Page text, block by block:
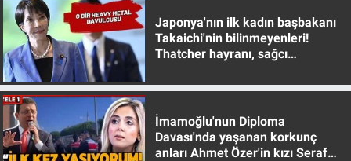
Japonya'nın ilk kadın başbakanı
Takaichi'nin bilinmeyenleri!
Thatcher hayranı, sağcı
İmamoğlu'nun Diploma
Davası'nda yaşanan korkunç
anları Ahmet Özer'in kızı Seraf
Türkiye'nin Gündemi
Yerel Gündem
Yerel Yaşam
Canlı Yayın